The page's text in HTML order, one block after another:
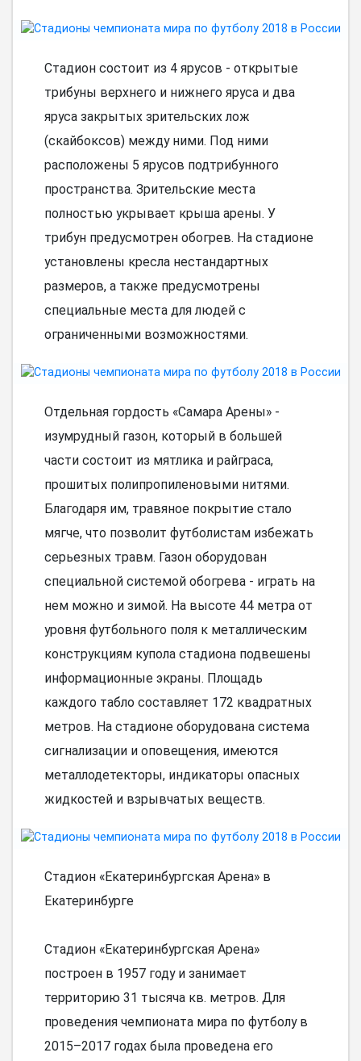
Стадион состоит из 4 ярусов - открытые
трибуны верхнего и нижнего яруса и два
яруса закрытых зрительских лож
(скайбоксов) между ними. Под ними
расположены 5 ярусов подтрибунного
пространства. Зрительские места
полностью укрывает крыша арены. У
трибун предусмотрен обогрев. На стадионе
установлены кресла нестандартных
размеров, а также предусмотрены
специальные места для людей с
ограниченными возможностями.
Отдельная гордость «Самара Арены» -
изумрудный газон, который в большей
части состоит из мятлика и райграса,
прошитых полипропиленовыми нитями.
Благодаря им, травяное покрытие стало
мягче, что позволит футболистам избежать
серьезных травм. Газон оборудован
специальной системой обогрева - играть на
нем можно и зимой. На высоте 44 метра от
уровня футбольного поля к металлическим
конструкциям купола стадиона подвешены
информационные экраны. Площадь
каждого табло составляет 172 квадратных
метров. На стадионе оборудована система
сигнализации и оповещения, имеются
металлодетекторы, индикаторы опасных
жидкостей и взрывчатых веществ.
Стадион «Екатеринбургская Арена» в
Екатеринбурге
Стадион «Екатеринбургская Арена»
построен в 1957 году и занимает
территорию 31 тысяча кв. метров. Для
проведения чемпионата мира по футболу в
2015–2017 годах была проведена его